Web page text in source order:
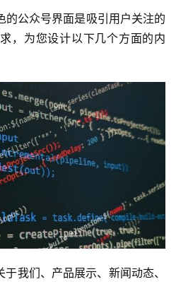
的公众号界面是吸引用户关注的
，为您设计以下几个方面的内
于我们、产品展示、新闻动态、